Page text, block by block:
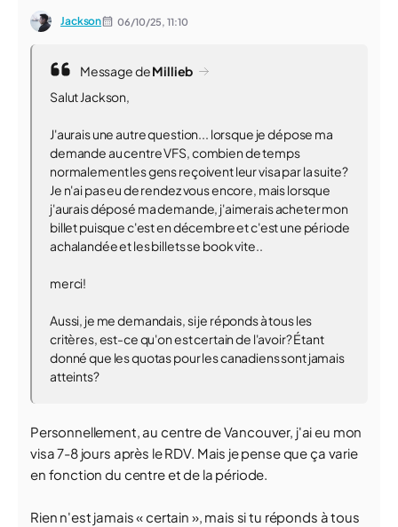
Jackson 06/10/25,11:10
Message deMillieb
Salut Jackson,
J'aurais une autre question... lorsque je dépose ma
demande au centre VFS, combien de temps
normalement les gens reçoivent leur visa par la suite?
Je n'ai pas eu de rendez vous encore, mais lorsque
j'aurais déposé ma demande, j'aimerais acheter mon
billet puisque c'est en décembre et c'est une période
achalandée et les billets se book vite..
merci!
Aussi, je me demandais, si je réponds à tous les
critères, est-ce qu'on est certain de l'avoir? Étant
donné que les quotas pour les canadiens sont jamais
atteints?
Personnellement, au centre de Vancouver, j'ai eu mon
visa 7-8 jours après le RDV. Mais je pense que ça varie
en fonction du centre et de la période.
Rien n'est jamais « certain », mais si tu réponds à tous